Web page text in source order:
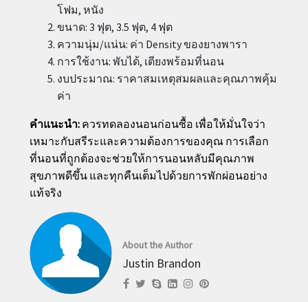
โฟม, หนัง
ขนาด: 3 ฟุต, 3.5 ฟุต, 4 ฟุต
ความนุ่ม/แน่น: ค่า Density ของยางพารา
การใช้งาน: พับได้, เตียงพร้อมที่นอน
งบประมาณ: ราคาสมเหตุสมผลและคุณภาพคุ้ม
ค่า
คำแนะนำ:ควรทดลองนอนก่อนซื้อ เพื่อให้มั่นใจว่า
เหมาะกับสรีระและความต้องการของคุณ การเลือก
ที่นอนที่ถูกต้องจะช่วยให้การนอนหลับมีคุณภาพ
สุขภาพดีขึ้น และทุกคืนเต็มไปด้วยการพักผ่อนอย่าง
แท้จริง
About the Author
Justin Brandon